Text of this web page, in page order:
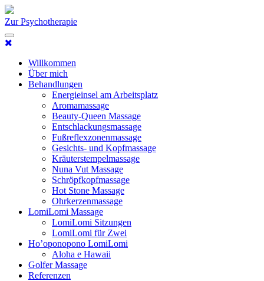
Zur Psychotherapie
Willkommen
Über mich
Behandlungen
Energieinsel am Arbeitsplatz
Aromamassage
Beauty-Queen Massage
Entschlackungsmassage
Fußreflexzonenmassage
Gesichts- und Kopfmassage
Kräuterstempelmassage
Nuna Vut Massage
Schröpfkopfmassage
Hot Stone Massage
Ohrkerzenmassage
LomiLomi Massage
LomiLomi Sitzungen
LomiLomi für Zwei
Ho’oponopono LomiLomi
Aloha e Hawaii
Golfer Massage
Referenzen